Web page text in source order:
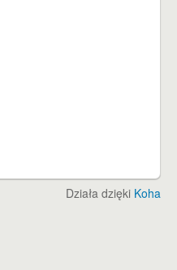
Działa dzięki Koha